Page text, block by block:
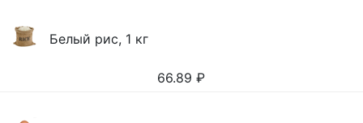
Белый рис, 1 кг
66.89 ₽